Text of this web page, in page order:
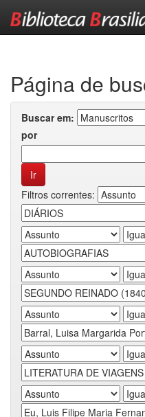
Página de
Buscar em:
por
Filtros correntes: